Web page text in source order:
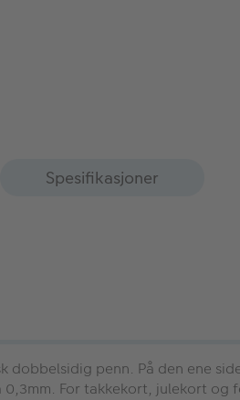
Spesifikasjoner
dobbelsidig penn. På den ene
0,3mm. For takkekort, julekort og